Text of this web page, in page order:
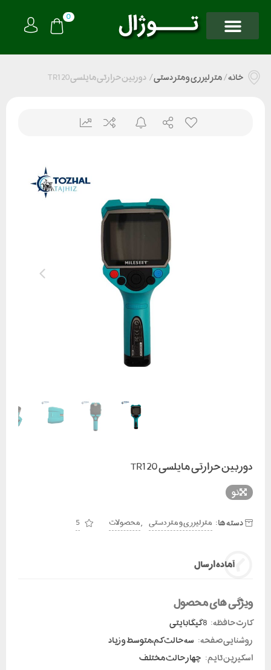
0
خانه/متر لیزری و متر دستی/ دوربین حرارتی مایلسی TR120
دوربین حرارتی مایلسی TR120
نو
دسته ها: متر لیزری و متر دستی ,محصولات 5
آماده ارسال
ویژگی های محصول
کارت حافظه:
روشنایی صفحه: سه حالت کم،متوسط و زیاد
اسکیرین تایم: چهار حالت مختلف